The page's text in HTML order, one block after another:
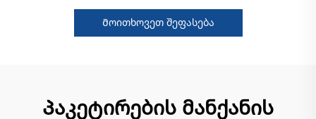
Მოითხოვეთ შეფასება
Პაკეტირების მანქანის